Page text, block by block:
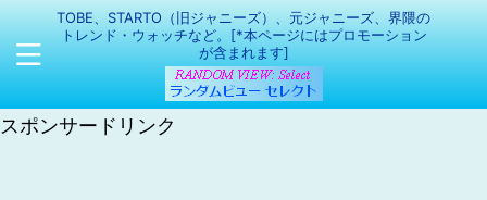
TOBE、STARTO（旧ジャニーズ）、元ジャニーズ、界隈の
トレンド・ウォッチなど。[*本ページにはプロモーション
が含まれます]
スポンサードリンク